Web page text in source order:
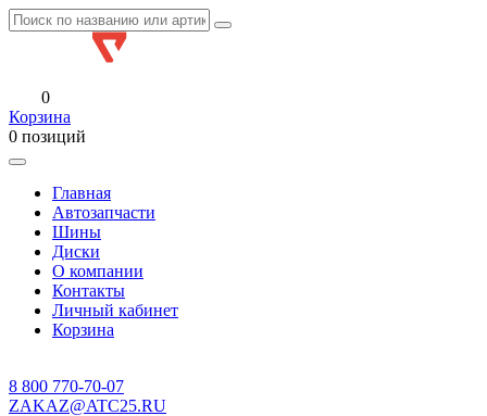
0
Корзина
0 позиций
Главная
Автозапчасти
Шины
Диски
О компании
Контакты
Личный кабинет
Корзина
8 800 770-70-07
ZAKAZ@ATC25.RU